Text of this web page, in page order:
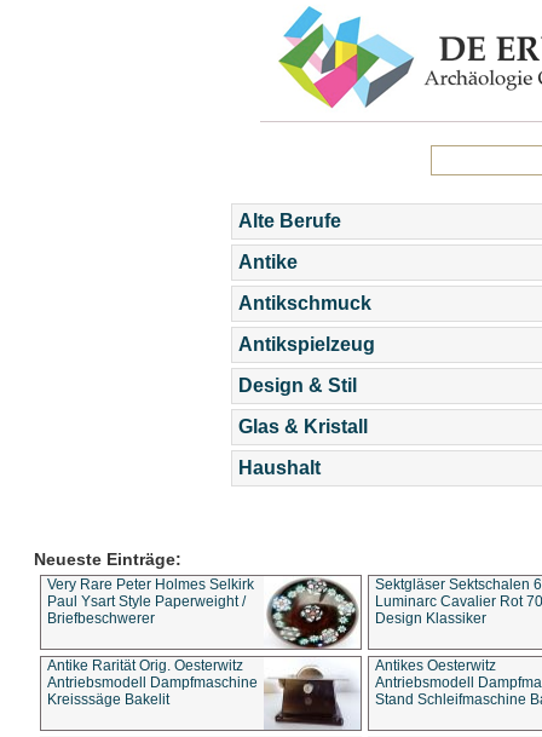
Alte Berufe
Antike
Antikschmuck
Antikspielzeug
Design & Stil
Glas & Kristall
Haushalt
Neueste Einträge:
Very Rare Peter Holmes Selkirk
Paul Ysart Style Paperweight /
Briefbeschwerer
Sektgläser Sektschalen
Luminarc Cavalier Rot
Design Klassiker
Antike Rarität Orig. Oesterwitz
Antriebsmodell Dampfmaschine
Kreisssäge Bakelit
Antikes Oesterwitz
Antriebsmodell
Stand Schleifmaschine